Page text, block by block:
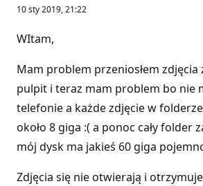
10 sty 2019, 21:22
WItam,
Mam problem przeniosłem zdjęcia
pulpit i teraz mam problem bo nie
telefonie a każde zdjęcie w
około 8 giga :( a ponoc cały folder
mój dysk ma jakieś 60 giga
Zdjęcia się nie otwierają i